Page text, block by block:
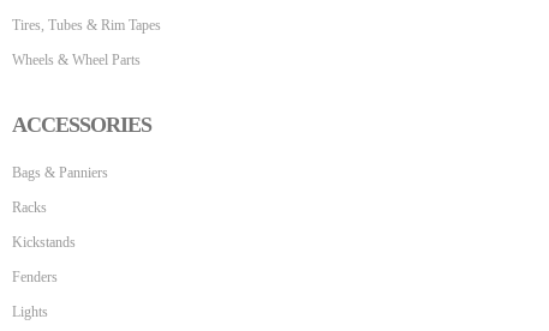
Tires, Tubes & Rim Tapes
Wheels & Wheel Parts
ACCESSORIES
Bags & Panniers
Racks
Kickstands
Fenders
Lights